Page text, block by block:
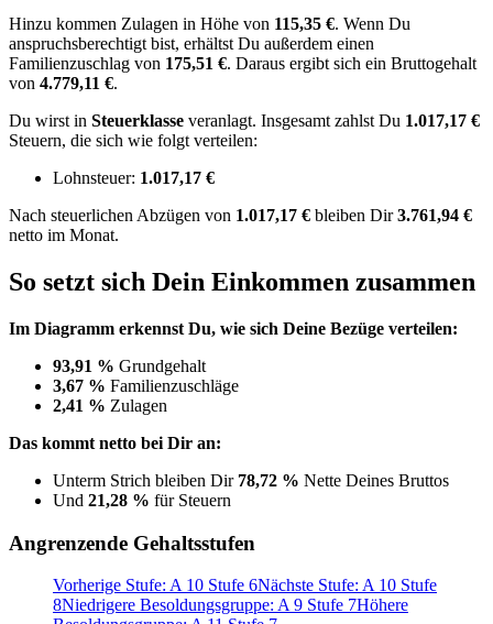
Hinzu kommen Zulagen in Höhe von 115,35 €. Wenn Du
anspruchsberechtigt bist, erhältst Du außerdem einen
Familienzuschlag von 175,51 €. Daraus ergibt sich ein Bruttogehalt
von 4.779,11 €.
Du wirst in Steuerklasse veranlagt. Insgesamt zahlst Du 1.017,17 €
Steuern, die sich wie folgt verteilen:
Lohnsteuer: 1.017,17 €
Nach steuerlichen Abzügen von 1.017,17 € bleiben Dir3.761,94 €
netto im Monat.
So setzt sich Dein Einkommen zusammen
Im Diagramm erkennst Du, wie sich Deine Bezüge verteilen:
93,91 % Grundgehalt
3,67 % Familienzuschläge
2,41 % Zulagen
Das kommt netto bei Dir an:
Unterm Strich bleiben Dir 78,72 % Nette Deines Bruttos
Und 21,28 % für Steuern
Angrenzende Gehaltsstufen
Vorherige Stufe: A 10 Stufe 6Nächste Stufe: A 10 Stufe
8Niedrigere Besoldungsgruppe: A 9 Stufe 7Höhere